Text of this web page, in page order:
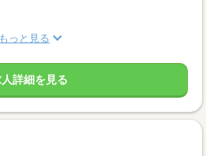
もっと見る
詳細を見る